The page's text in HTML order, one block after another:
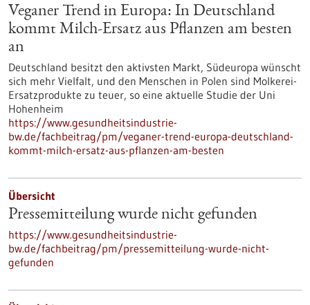
Veganer Trend in Europa: In Deutschland
kommt Milch-Ersatz aus Pflanzen am besten
an
Deutschland besitzt den aktivsten Markt, Südeuropa wünscht
sich mehr Vielfalt, und den Menschen in Polen sind Molkerei-
Ersatzprodukte zu teuer, so eine aktuelle Studie der Uni
Hohenheim
https://www.gesundheitsindustrie-
bw.de/fachbeitrag/pm/veganer-trend-europa-deutschland-
kommt-milch-ersatz-aus-pflanzen-am-besten
Übersicht
Pressemitteilung wurde nicht gefunden
https://www.gesundheitsindustrie-
bw.de/fachbeitrag/pm/pressemitteilung-wurde-nicht-
gefunden